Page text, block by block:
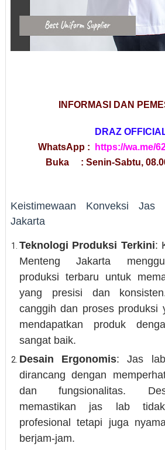
INFORMASI DAN
DRAZ
WhatsApp :
https://wa.me/
Buka : Senin-Sabtu,
Keistimewaan Konveksi
Jakarta
Teknologi Produksi Terkini:
Menteng Jakarta
produksi terbaru untuk
yang presisi dan
canggih dan proses produksi
mendapatkan produk
sangat baik.
Desain Ergonomis: Jas
dirancang dengan
dan fungsionalitas.
memastikan jas lab
profesional tetapi juga
berjam-jam.